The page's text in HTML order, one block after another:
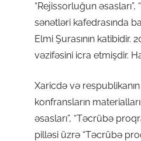
“Rejissorluğun
sənətləri kafedrasında
Elmi Şurasının katibidir.
vəzifəsini icra etmişdir.
Xaricdə və
konfransların
əsasları”, “Təcrübə
pilləsi üzrə “Təcrübə